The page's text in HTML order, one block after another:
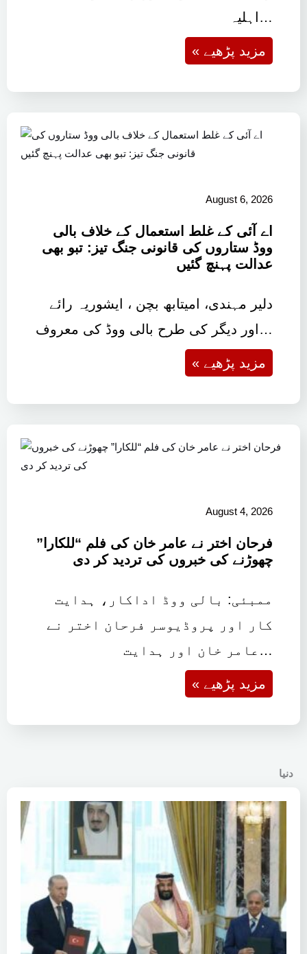
اہلیہ…
« مزید پڑھیے
August 6, 2026
اے آئی کے غلط استعمال کے خلاف بالی
ووڈ ستاروں کی قانونی جنگ تیز: تبو بھی
عدالت پہنچ گئیں
دلیر مہندی، امیتابھ بچن ، ایشوریہ رائے
اور دیگر کی طرح بالی ووڈ کی معروف…
« مزید پڑھیے
August 4, 2026
فرحان اختر نے عامر خان کی فلم “للکارا”
چھوڑنے کی خبروں کی تردید کر دی
ممبئی: بالی ووڈ اداکار، ہدایت
کار اور پروڈیوسر فرحان اختر نے
عامر خان اور ہدایت…
« مزید پڑھیے
دنیا